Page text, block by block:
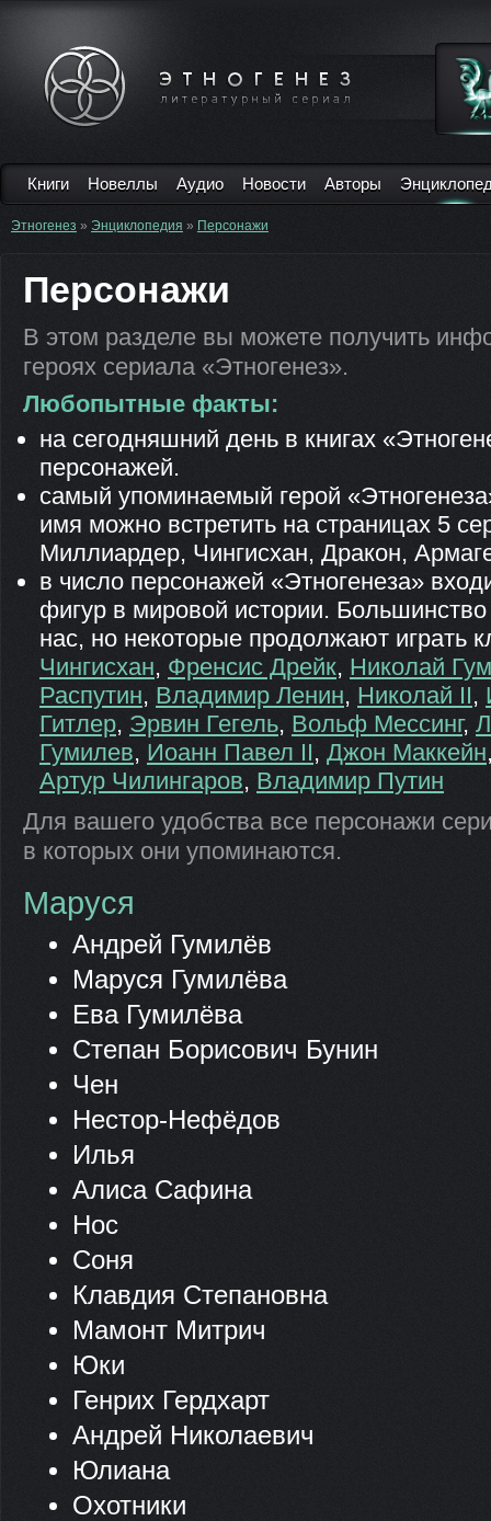
Книги Новеллы Аудио Новости Авторы
Этногенез » Энциклопедия » Персонажи
Персонажи
В этом разделе вы можете получить
героях сериала «Этногенез».
Любопытные факты:
на сегодняшний день в книгах
персонажей.
самый упоминаемый герой
имя можно встретить на страницах 5
Миллиардер, Чингисхан, Дракон,
в число персонажей «Этногенеза»
фигур в мировой истории.
нас, но некоторые продолжают играть
Чингисхан, Френсис Дрейк, Николай
Распутин, Владимир Ленин, Николай II,
Гитлер, Эрвин Гегель, Вольф Мессинг,
Гумилев, Иоанн Павел II, Джон Маккейн
Артур Чилингаров, Владимир Путин
Для вашего удобства все персонажи
в которых они упоминаются.
Маруся
Андрей Гумилёв
Маруся Гумилёва
Ева Гумилёва
Степан Борисович Бунин
Чен
Нестор-Нефёдов
Илья
Алиса Сафина
Нос
Соня
Клавдия Степановна
Мамонт Митрич
Юки
Генрих Гердхарт
Андрей Николаевич
Юлиана
Охотники